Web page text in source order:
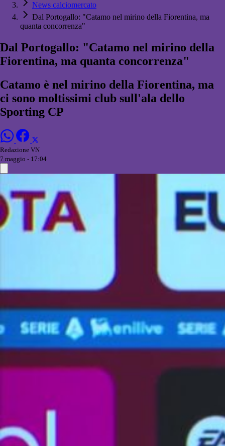
News calciomercato
Dal Portogallo: "Catamo nel mirino della Fiorentina, ma
quanta concorrenza"
Dal Portogallo: "Catamo nel mirino della
Fiorentina, ma quanta concorrenza"
Catamo è nel mirino della Fiorentina, ma
ci sono moltissimi club sull'ala dello
Sporting CP
Redazione VN
7 maggio - 17:04